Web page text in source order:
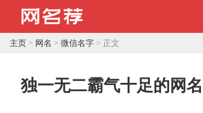
主页> 网名 > 微信名字> 正文
独一无二霸气十足的网